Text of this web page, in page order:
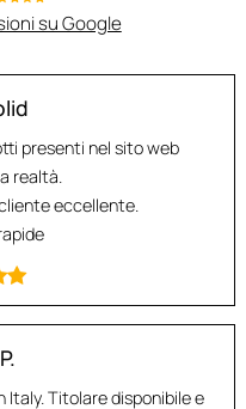
su Google
presenti nel sito web
realtà.
eccellente.
Italy. Titolare disponibile e